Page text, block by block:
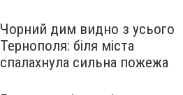
Чорний дим видно з усього
Тернополя: біля міста
спалахнула сильна пожежа